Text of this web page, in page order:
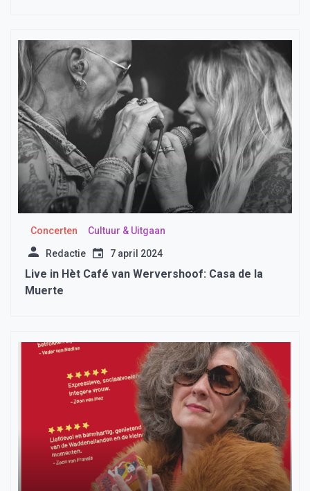
Concerten Cultuur & Uitgaan
Redactie 7 april 2024
Live in Hèt Café van Wervershoof: Casa de la
Muerte